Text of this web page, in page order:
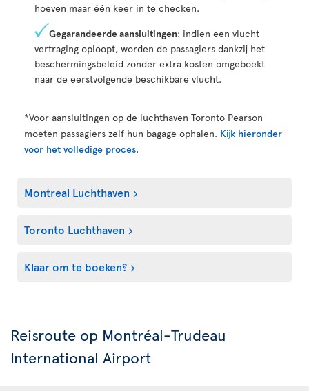
hoeven maar één keer in te checken.
Gegarandeerde aansluitingen: indien een vlucht
vertraging oploopt, worden de passagiers dankzij het
beschermingsbeleid zonder extra kosten omgeboekt
naar de eerstvolgende beschikbare vlucht.
*Voor aansluitingen op de luchthaven Toronto Pearson
moeten passagiers zelf hun bagage ophalen. Kijk hieronder
voor het volledige proces.
Montreal Luchthaven
Toronto Luchthaven
Klaar om te boeken?
Reisroute op Montréal-Trudeau
International Airport